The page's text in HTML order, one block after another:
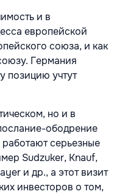
и в
европейской
союза, и как
Германия
позицию учтут
но и в
ободрение
серьезные
Sudzuker, Knauf,
и др., а этот визит
инвесторов о том,